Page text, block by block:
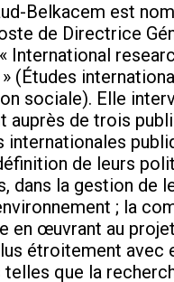
Belkacem est
de Directrice
International
(Études
sociale). Elle
auprès de trois
internationales
de leurs
dans la gestion de
; la
en œuvrant au
étroitement avec
que la